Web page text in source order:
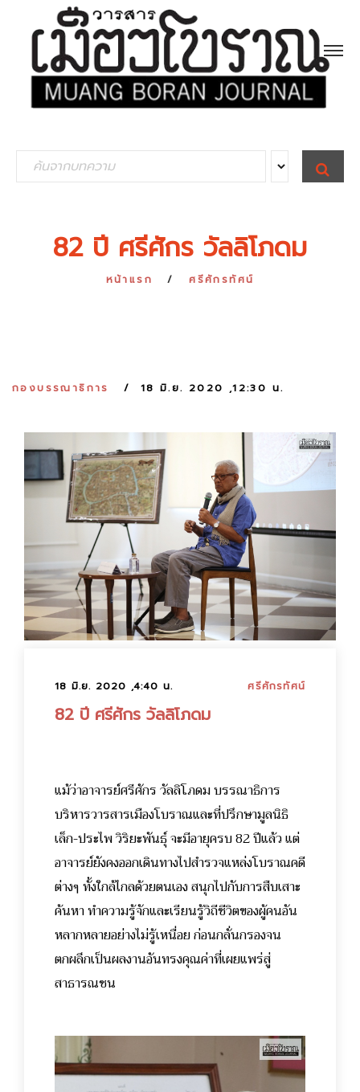
e
S
E
A
82 ปี ศรีศักร วัลลิโภดม
หน้าแรก ศรีศักรทัศน์
กองบรรณาธิการ 18 มิ.ย. 2020 ,12:30 น.
18 มิ.ย. 2020 ,4:40 น. ศรีศักรทัศน์
82 ปี ศรีศักร วัลลิโภดม
แม้ว่าอาจารย์ศรีศักร วัลลิโภดม บรรณาธิการ
บริหารวารสารเมืองโบราณและที่ปรึกษามูลนิธิ
เล็ก-ประไพ วิริยะพันธุ์ จะมีอายุครบ 82 ปีแล้ว​ แต่
อาจารย์ยังคงออกเดินทางไปสำรวจแหล่งโบราณคดี
ต่างๆ ทั้งใกล้ไกลด้วยตนเอง สนุกไปกับการสืบเสาะ
ค้นหา ทำความรู้จักและเรียนรู้วิถีชีวิตของผู้คนอัน
หลากหลายอย่างไม่รู้เหนื่อย ก่อนกลั่นกรอง​จน
ตกผลึกเป็นผลงานอันทรงคุณค่าที่เผยแพร่​สู่
สาธารณชน​